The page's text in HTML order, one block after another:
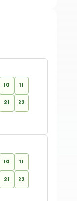
10 11
21 22
10 11
21 22